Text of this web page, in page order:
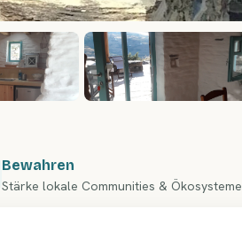
Bewahren
Stärke lokale Communities & Ökosysteme